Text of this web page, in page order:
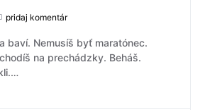
pridaj komentár
baví. Nemusíš byť maratónec.
na prechádzky. Beháš.